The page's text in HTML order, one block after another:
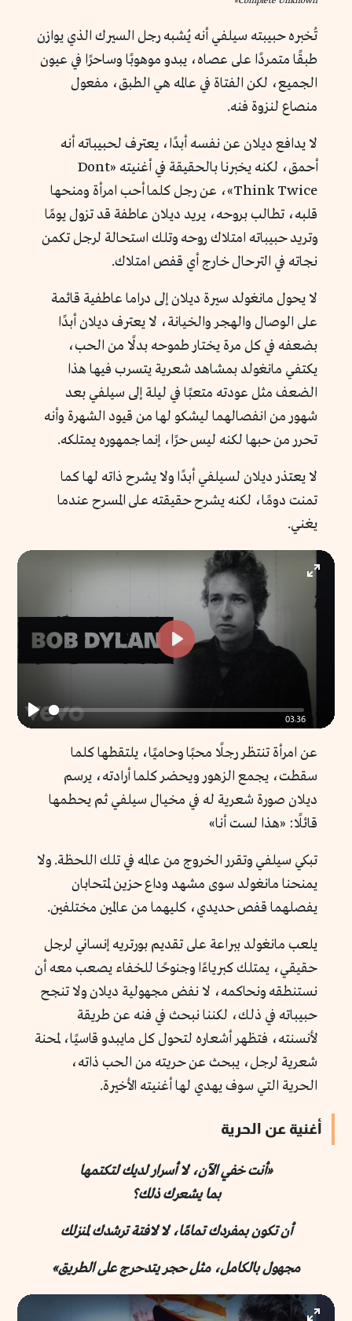
تُخبره حبيبته سيلفي أنه يُشبه رجل السيرك الذي يوازن
طبقًا متمردًا على عصاه، يبدو موهوبًا وساحرًا في عيون
الجميع، لكن الفتاة في عالمه هي الطبق، مفعول
منصاع لنزوة فنه.
لا يدافع ديلان عن نفسه أبدًا، يعترف لحبيباته أنه
أحمق، لكنه يخبرنا بالحقيقة في أغنيته «Dont
Think Twice»، عن رجل كلما أحب امرأة ومنحها
قلبه، تطالب بروحه، يريد ديلان عاطفة قد تزول يومًا
وتريد حبيباته امتلاك روحه وتلك استحالة لرجل تكمن
نجاته في الترحال خارج أي قفص امتلاك.
لا يحول مانغولد سيرة ديلان إلى دراما عاطفية قائمة
على الوصال والهجر والخيانة، لا يعترف ديلان أبدًا
بضعفه في كل مرة يختار طموحه بدلًا من الحب،
يكتفي مانغولد بمشاهد شعرية يتسرب فيها هذا
الضعف مثل عودته متعبًا في ليلة إلى سيلفي بعد
شهور من انفصالهما ليشكو لها من قيود الشهرة وأنه
تحرر من حبها لكنه ليس حرًا، إنما جمهوره يمتلكه.
لا يعتذر ديلان لسيلفي أبدًا ولا يشرح ذاته لها كما
تمنت دومًا، لكنه يشرح حقيقته على المسرح عندما
يغني.
Play
03:36
Play
عن امرأة تنتظر رجلًا محبًا وحاميًا، يلتقطها كلما
سقطت، يجمع الزهور ويحضر كلما أرادته، يرسم
ديلان صورة شعرية له في مخيال سيلفي ثم يحطمها
قائلًا: «هذا لست أنا»
تبكي سيلفي وتقرر الخروج من عالمه في تلك اللحظة. ولا
يمنحنا مانغولد سوى مشهد وداع حزين لمتحابان
يفصلهما قفص حديدي، كليهما من عالمين مختلفين.
يلعب مانغولد ببراعة على تقديم بورتريه إنساني لرجل
حقيقي، يمتلك كبرياءًا وجنوحًا للخفاء يصعب معه أن
نستنطقه ونحاكمه، لا نفض مجهولية ديلان ولا تنجح
حبيباته في ذلك، لكننا نبحث في فنه عن طريقة
لأنسنته، فتظهر أشعاره لتحول كل مايبدو قاسيًا، لمحنة
شعرية لرجل، يبحث عن حريته من الحب ذاته،
الحرية التي سوف يهدي لها أغنيته الأخيرة.
أغنية عن الحرية
«أنت خفي الآن، لا أسرار لديك لتكتمها
بما يشعرك ذلك؟
أن تكون بمفردك تمامًا، لا لافتة ترشدك لمنزلك
مجهول بالكامل، مثل حجر يتدحرج على الطريق»